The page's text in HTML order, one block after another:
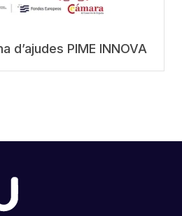
d’ajudes PIME INNOVA